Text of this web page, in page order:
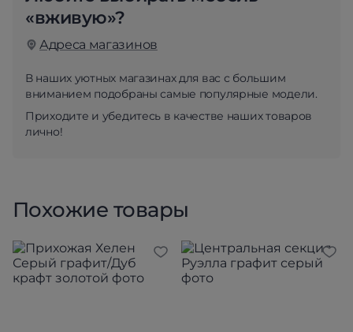
«вживую»?
Адреса магазинов
В наших уютных магазинах для вас с большим
вниманием подобраны самые популярные модели.
Приходите и убедитесь в качестве наших товаров
лично!
Похожие товары